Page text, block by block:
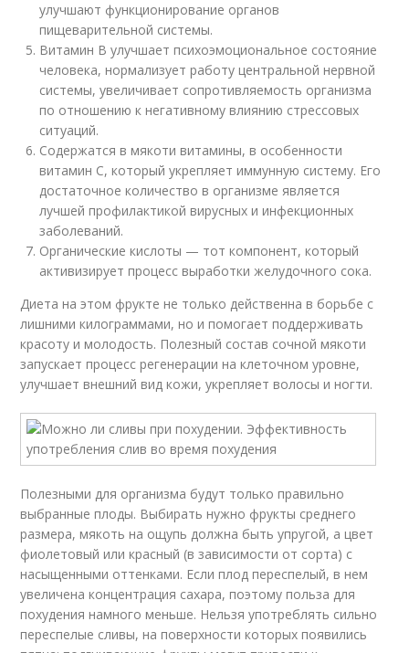
улучшают функционирование органов
пищеварительной системы.
Витамин В улучшает психоэмоциональное состояние
человека, нормализует работу центральной нервной
системы, увеличивает сопротивляемость организма
по отношению к негативному влиянию стрессовых
ситуаций.
Содержатся в мякоти витамины, в особенности
витамин С, который укрепляет иммунную систему. Его
достаточное количество в организме является
лучшей профилактикой вирусных и инфекционных
заболеваний.
Органические кислоты — тот компонент, который
активизирует процесс выработки желудочного сока.
Диета на этом фрукте не только действенна в борьбе с
лишними килограммами, но и помогает поддерживать
красоту и молодость. Полезный состав сочной мякоти
запускает процесс регенерации на клеточном уровне,
улучшает внешний вид кожи, укрепляет волосы и ногти.
Полезными для организма будут только правильно
выбранные плоды. Выбирать нужно фрукты среднего
размера, мякоть на ощупь должна быть упругой, а цвет
фиолетовый или красный (в зависимости от сорта) с
насыщенными оттенками. Если плод переспелый, в нем
увеличена концентрация сахара, поэтому польза для
похудения намного меньше. Нельзя употреблять сильно
переспелые сливы, на поверхности которых появились